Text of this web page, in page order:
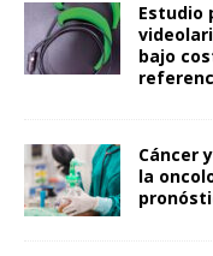
Estudio
bajo
Cáncer
la